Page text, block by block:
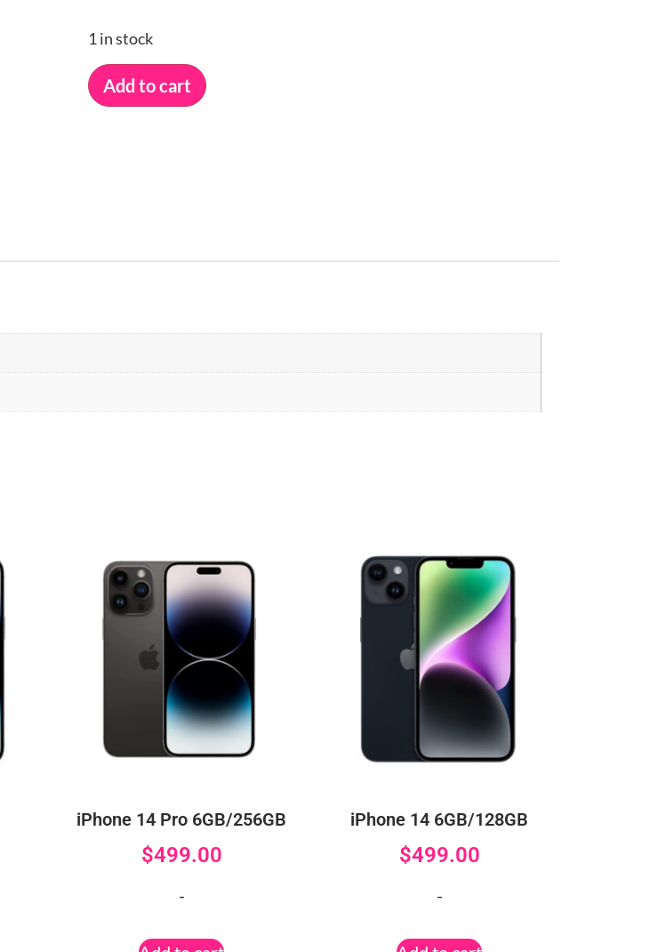
1 in stock
Add to cart
iPhone 14 Pro 6GB/256GB
$499.00
-
iPhone 14 6GB/128GB
$499.00
-